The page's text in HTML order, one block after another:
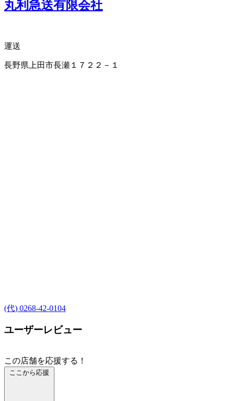
丸利急送有限会社
運送
長野県上田市長瀬１７２２－１
(代) 0268-42-0104
ユーザーレビュー
この店舗を応援する！
ここから応援